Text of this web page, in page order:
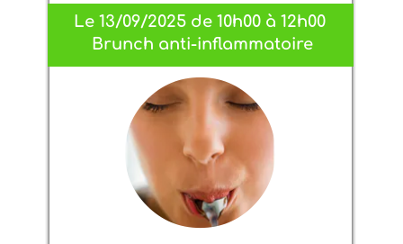
Le 13/09/2025 de 10h00 à 12h00
Brunch anti-inflammatoire
brightness_1